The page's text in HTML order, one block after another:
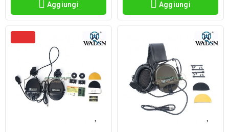
Aggiungi Aggiungi